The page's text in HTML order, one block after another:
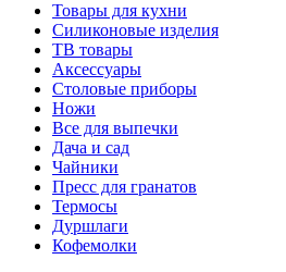
Товары для кухни
Силиконовые изделия
ТВ товары
Аксессуары
Столовые приборы
Ножи
Все для выпечки
Дача и сад
Чайники
Пресс для гранатов
Термосы
Дуршлаги
Кофемолки